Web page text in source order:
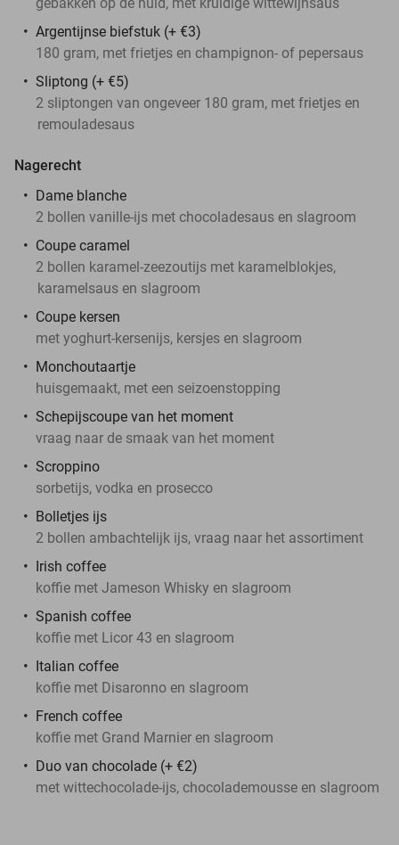
Argentijnse biefstuk (+ €3)
180 gram, met frietjes en champignon- of pepersaus
Sliptong (+ €5)
2 sliptongen van ongeveer 180 gram, met frietjes en
remouladesaus
Nagerecht
Dame blanche
2 bollen vanille-ijs met chocoladesaus en slagroom
Coupe caramel
2 bollen karamel-zeezoutijs met karamelblokjes,
karamelsaus en slagroom
Coupe kersen
met yoghurt-kersenijs, kersjes en slagroom
Monchoutaartje
huisgemaakt, met een seizoenstopping
Schepijscoupe van het moment
vraag naar de smaak van het moment
Scroppino
sorbetijs, vodka en prosecco
Bolletjes ijs
2 bollen ambachtelijk ijs, vraag naar het assortiment
Irish coffee
koffie met Jameson Whisky en slagroom
Spanish coffee
koffie met Licor 43 en slagroom
Italian coffee
koffie met Disaronno en slagroom
French coffee
koffie met Grand Marnier en slagroom
Duo van chocolade (+ €2)
met wittechocolade-ijs, chocolademousse en slagroom